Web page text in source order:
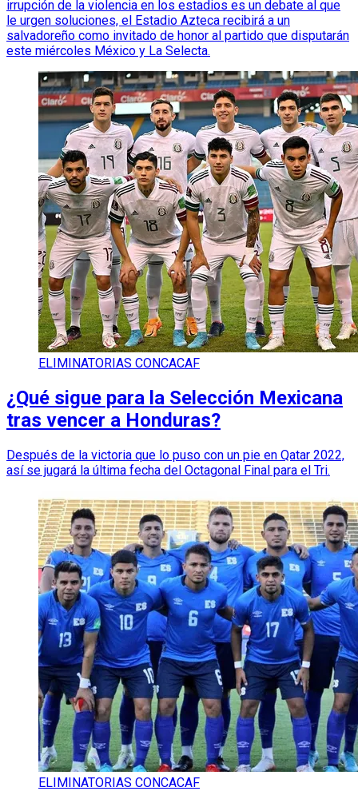
irrupción de la violencia en los estadios es un debate al que
le urgen soluciones, el Estadio Azteca recibirá a un
salvadoreño como invitado de honor al partido que disputarán
este miércoles México y La Selecta.
ELIMINATORIAS CONCACAF
¿Qué sigue para la Selección Mexicana
tras vencer a Honduras?
Después de la victoria que lo puso con un pie en Qatar 2022,
así se jugará la última fecha del Octagonal Final para el Tri.
ELIMINATORIAS CONCACAF